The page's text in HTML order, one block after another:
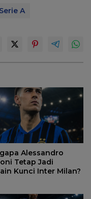
Serie A
Alessandro
Tetap Jadi
Kunci Inter Milan?